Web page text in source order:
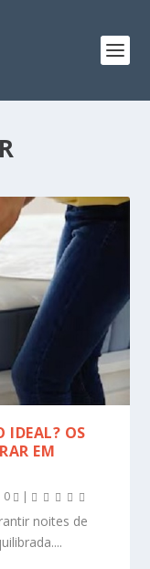
IDEAL? OS
EM
0 |
noites de